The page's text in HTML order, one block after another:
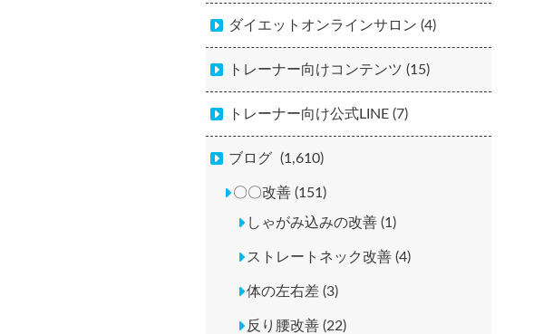
ダイエットオンラインサロン (4)
トレーナー向けコンテンツ (15)
トレーナー向け公式LINE (7)
ブログ (1,610)
〇〇改善 (151)
しゃがみ込みの改善 (1)
ストレートネック改善 (4)
体の左右差 (3)
反り腰改善 (22)